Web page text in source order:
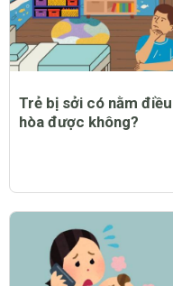
CHỦ ĐỀ MỚI
Trẻ bị sởi có nằm điều
hòa được không?